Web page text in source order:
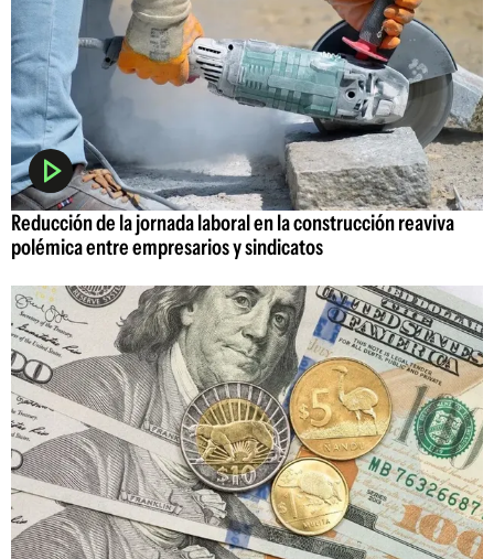
Reducción de la jornada laboral en la construcción reaviva
polémica entre empresarios y sindicatos